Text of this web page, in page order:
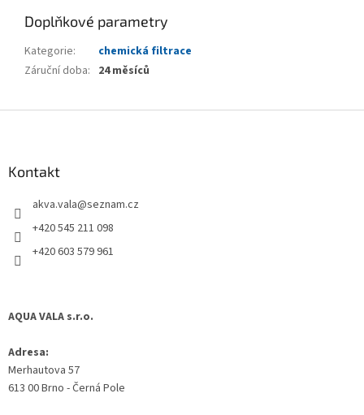
Doplňkové parametry
Kategorie:
chemická filtrace
Záruční doba: 24 měsíců
Kontakt
akva.vala@seznam.cz
+420 545 211 098
+420 603 579 961
AQUA VALA s.r.o.
Adresa:
Merhautova 57
613 00 Brno - Černá Pole